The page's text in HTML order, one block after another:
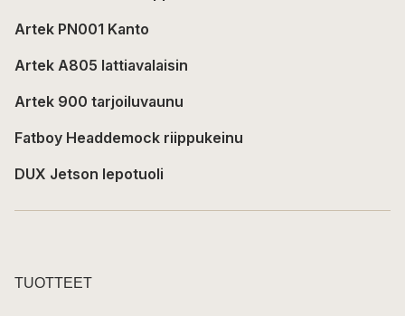
Artek PN001 Kanto
Artek A805 lattiavalaisin
Artek 900 tarjoiluvaunu
Fatboy Headdemock riippukeinu
DUX Jetson lepotuoli
TUOTTEET